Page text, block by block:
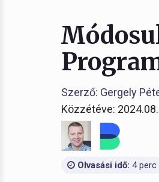
Szerző: Gergely
Közzétéve:
Olvasási idő: 4 perc